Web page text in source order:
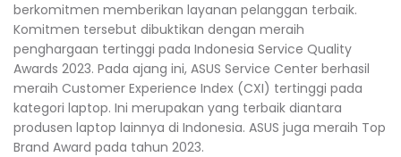
berkomitmen memberikan layanan pelanggan terbaik.
Komitmen tersebut dibuktikan dengan meraih
penghargaan tertinggi pada Indonesia Service Quality
Awards 2023. Pada ajang ini, ASUS Service Center berhasil
meraih Customer Experience Index (CXI) tertinggi pada
kategori laptop. Ini merupakan yang terbaik diantara
produsen laptop lainnya di Indonesia. ASUS juga meraih Top
Brand Award pada tahun 2023.